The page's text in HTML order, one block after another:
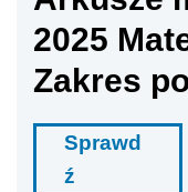
2025
Zakres
Sprawd
ź